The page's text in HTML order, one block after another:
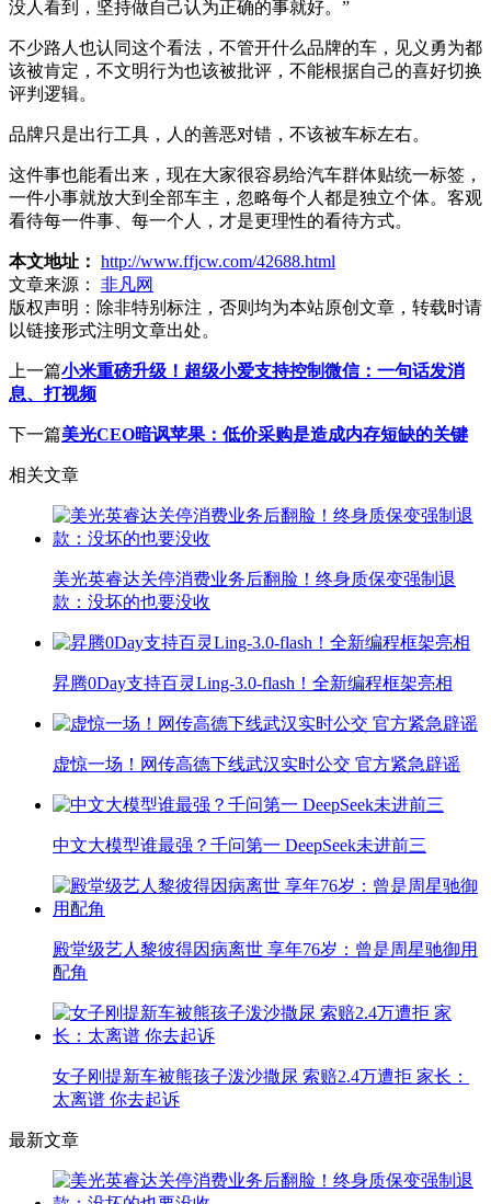
没人看到，坚持做自己认为正确的事就好。”
不少路人也认同这个看法，不管开什么品牌的车，见义勇为都
该被肯定，不文明行为也该被批评，不能根据自己的喜好切换
评判逻辑。
品牌只是出行工具，人的善恶对错，不该被车标左右。
这件事也能看出来，现在大家很容易给汽车群体贴统一标签，
一件小事就放大到全部车主，忽略每个人都是独立个体。客观
看待每一件事、每一个人，才是更理性的看待方式。
本文地址： http://www.ffjcw.com/42688.html
文章来源：
非凡网
版权声明： 除非特别标注，否则均为本站原创文章，转载时请
以链接形式注明文章出处。
上一篇小米重磅升级！超级小爱支持控制微信：一句话发消
息、打视频
下一篇美光CEO暗讽苹果：低价采购是造成内存短缺的关键
相关文章
美光英睿达关停消费业务后翻脸！终身质保变强制退
款：没坏的也要没收
昇腾0Day支持百灵Ling-3.0-flash！全新编程框架亮相
虚惊一场！网传高德下线武汉实时公交 官方紧急辟谣
中文大模型谁最强？千问第一 DeepSeek未进前三
殿堂级艺人黎彼得因病离世 享年76岁：曾是周星驰御用
配角
女子刚提新车被熊孩子泼沙撒尿 索赔2.4万遭拒 家长：
太离谱 你去起诉
最新文章